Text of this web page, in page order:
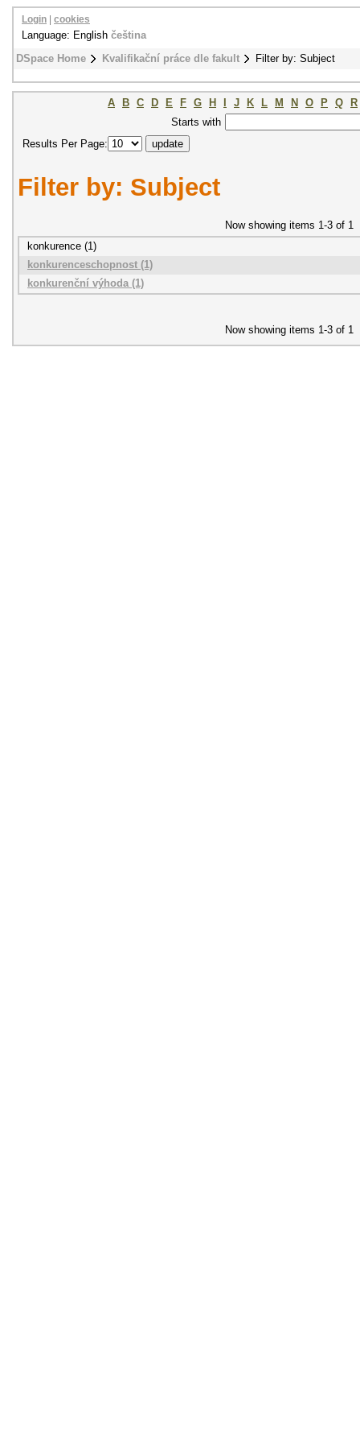
DSpace Home Kvalifikační práce dle fakult Filter by: Subject
Login cookies
Language: English čeština
A B C D E F G H J K L M N O P Q
R
Starts with
Results Per Page:
Filter by: Subject
Now showing items 1-3 of 1
konkurence (1)
konkurenceschopnost (1)
konkurenční výhoda (1)
Now showing items 1-3 of 1